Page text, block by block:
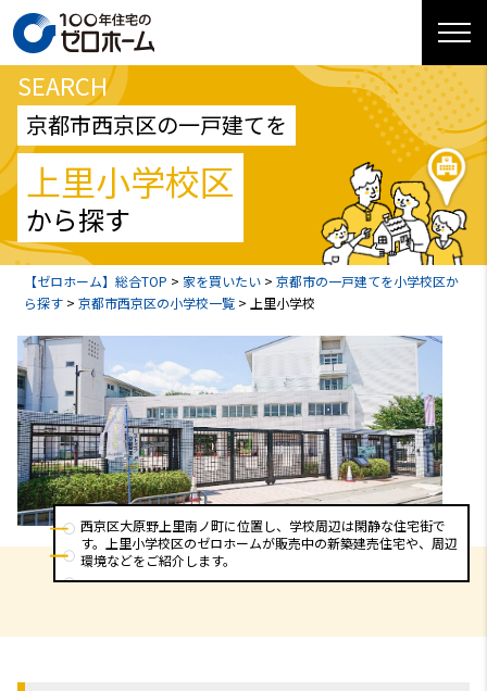
SEARCH
京都市西京区の一戸建てを
上里小学校区
から探す
【ゼロホーム】総合TOP > 家を買いたい >京都市の一戸建てを小学校区か
ら探す >京都市西京区の小学校一覧 > 上里小学校
西京区大原野上里南ノ町に位置し、学校周辺は閑静な住宅街で
す。上里小学校区のゼロホームが販売中の新築建売住宅や、周辺
環境などをご紹介します。